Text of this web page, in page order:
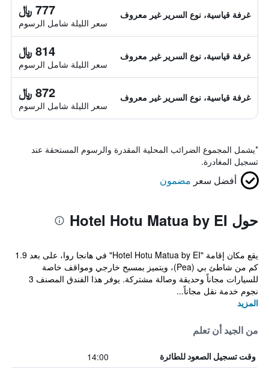
غرفة قياسية، نوع السرير غير معروف 777 ﷼
سعر الليلة شامل الرسوم
غرفة قياسية، نوع السرير غير معروف 814 ﷼
سعر الليلة شامل الرسوم
غرفة قياسية، نوع السرير غير معروف 872 ﷼
سعر الليلة شامل الرسوم
*يشمل المجموع الضرائب المحلية المقدرة والرسوم المستحقة عند
تسجيل المغادرة.
أفضل سعر مضمون
حول Hotel Hotu Matua by EI
يقع مكان إقامة "Hotel Hotu Matua by EI" في هانجا روا، على بعد 1.9
كم من شاطئ بي (Pea)، ويتميز بمسبح خارجي ومواقف خاصة
للسيارات مجاناً وحديقة وصالة مشتركة. يوفر هذا الفندق المصنف 3
نجوم خدمة نقل مجاناً...
المزيد
من الجيد أن تعلم
وقت تسجيل الصعود للطائرة 14:00